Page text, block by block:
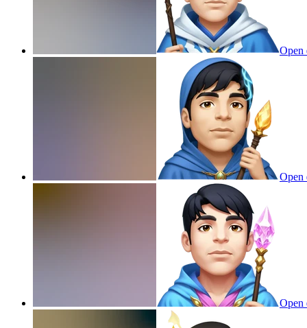
Open
Open
Open